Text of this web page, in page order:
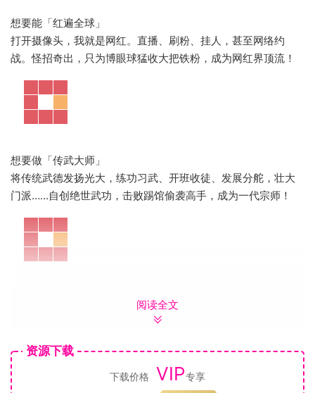
想要能「红遍全球」
打开摄像头，我就是网红。直播、刷粉、挂人，甚至网络约
战。怪招奇出，只为博眼球猛收大把铁粉，成为网红界顶流！
想要做「传武大师」
将传统武德发扬光大，练功习武、开班收徒、发展分舵，壮大
门派……自创绝世武功，击败踢馆偷袭高手，成为一代宗师！
饲养猫猫、狗狗、鹦鹉、土拨鼠等四种超级可爱的宠物，和大
修社区活动中心，跳广场舞，玩迷你游戏，体验卡牌战斗……时
间足够你忙！
阅读全文
资源下载
下载价格 VIP专享